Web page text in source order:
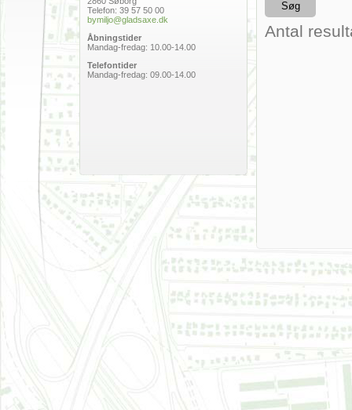
Telefon: 39 57 50 00
bymiljo@gladsaxe.dk
Åbningstider
Mandag-fredag: 10.00-14.00
Telefontider
Mandag-fredag: 09.00-14.00
Antal